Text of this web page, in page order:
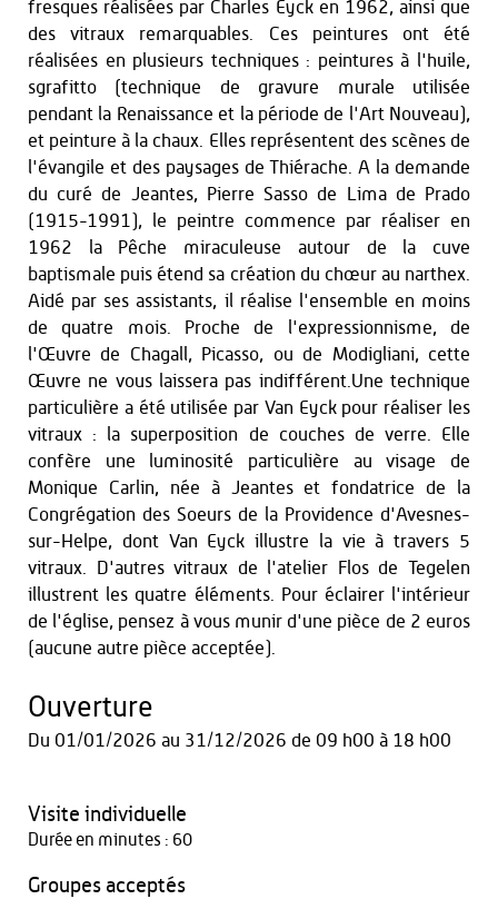
fresques réalisées par Charles Eyck en 1962, ainsi que
des vitraux remarquables. Ces peintures ont été
réalisées en plusieurs techniques : peintures à l'huile,
sgrafitto (technique de gravure murale utilisée
pendant la Renaissance et la période de l'Art Nouveau),
et peinture à la chaux. Elles représentent des scènes de
l'évangile et des paysages de Thiérache. A la demande
du curé de Jeantes, Pierre Sasso de Lima de Prado
(1915-1991), le peintre commence par réaliser en
1962 la Pêche miraculeuse autour de la cuve
baptismale puis étend sa création du chœur au narthex.
Aidé par ses assistants, il réalise l'ensemble en moins
de quatre mois. Proche de l'expressionnisme, de
l'Œuvre de Chagall, Picasso, ou de Modigliani, cette
Œuvre ne vous laissera pas indifférent.Une technique
particulière a été utilisée par Van Eyck pour réaliser les
vitraux : la superposition de couches de verre. Elle
confère une luminosité particulière au visage de
Monique Carlin, née à Jeantes et fondatrice de la
Congrégation des Soeurs de la Providence d'Avesnes-
sur-Helpe, dont Van Eyck illustre la vie à travers 5
vitraux. D'autres vitraux de l'atelier Flos de Tegelen
illustrent les quatre éléments. Pour éclairer l'intérieur
de l'église, pensez à vous munir d'une pièce de 2 euros
(aucune autre pièce acceptée).
Ouverture
Du 01/01/2026 au 31/12/2026 de 09 h00 à 18 h00
Visite individuelle
Durée en minutes : 60
Groupes acceptés